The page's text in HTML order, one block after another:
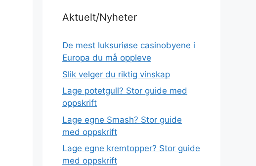
Aktuelt/Nyheter
De mest luksuriøse casinobyene i
Europa du må oppleve
Slik velger du riktig vinskap
Lage potetgull? Stor guide med
oppskrift
Lage egne Smash? Stor guide
med oppskrift
Lage egne kremtopper? Stor guide
med oppskrift